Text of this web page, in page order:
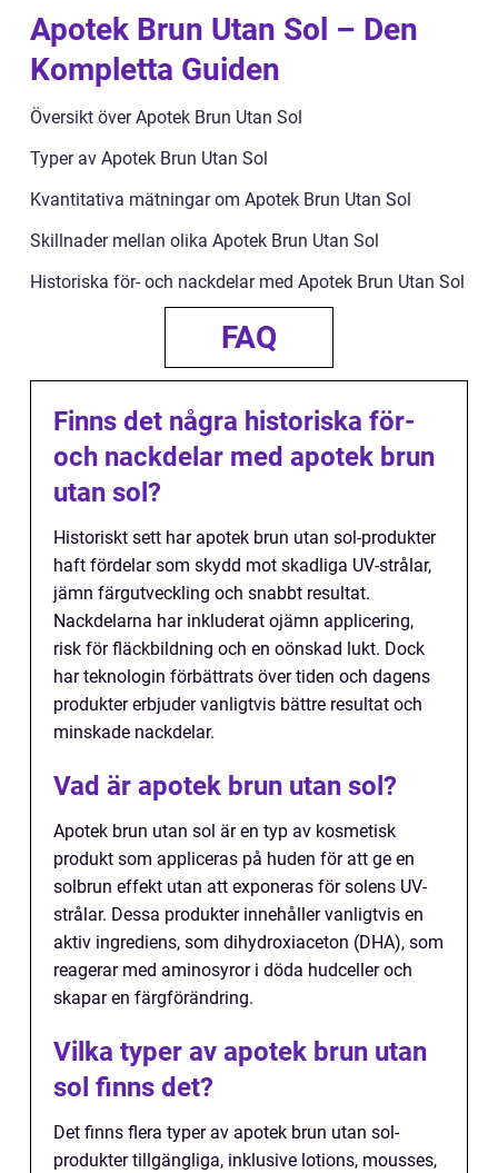
Apotek Brun Utan Sol – Den
Kompletta Guiden
Översikt över Apotek Brun Utan Sol
Typer av Apotek Brun Utan Sol
Kvantitativa mätningar om Apotek Brun Utan Sol
Skillnader mellan olika Apotek Brun Utan Sol
Historiska för- och nackdelar med Apotek Brun Utan Sol
FAQ
Finns det några historiska för-
och nackdelar med apotek brun
utan sol?
Historiskt sett har apotek brun utan sol-produkter
haft fördelar som skydd mot skadliga UV-strålar,
jämn färgutveckling och snabbt resultat.
Nackdelarna har inkluderat ojämn applicering,
risk för fläckbildning och en oönskad lukt. Dock
har teknologin förbättrats över tiden och dagens
produkter erbjuder vanligtvis bättre resultat och
minskade nackdelar.
Vad är apotek brun utan sol?
Apotek brun utan sol är en typ av kosmetisk
produkt som appliceras på huden för att ge en
solbrun effekt utan att exponeras för solens UV-
strålar. Dessa produkter innehåller vanligtvis en
aktiv ingrediens, som dihydroxiaceton (DHA), som
reagerar med aminosyror i döda hudceller och
skapar en färgförändring.
Vilka typer av apotek brun utan
sol finns det?
Det finns flera typer av apotek brun utan sol-
produkter tillgängliga, inklusive lotions, mousses,